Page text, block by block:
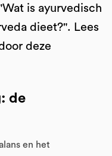
is ayurvedisch
dieet?". Lees
deze
de
en het